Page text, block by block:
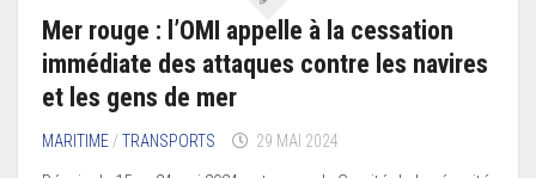
Mer rouge : l’OMI appelle à la cessation
immédiate des attaques contre les navires
et les gens de mer
MARITIME /TRANSPORTS 29 MAI 2024